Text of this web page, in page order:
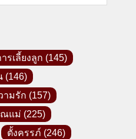
ารเลี้ยงลูก (145)
(146)
ามรัก (157)
แม่ (225)
ตั้งครรภ์ (246)